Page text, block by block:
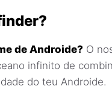
de Androide? O
infinito de
do teu Androide.